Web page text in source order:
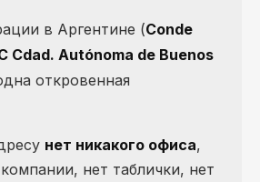
в Аргентине (Conde
Cdad. Autónoma de Buenos
откровенная
нет никакого офиса,
нет таблички, нет